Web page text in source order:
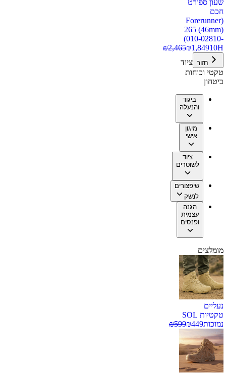
שעון ספורט
חכם
(Forerunner
265 (46mm)
(010-02810-
10H
₪1,849
₪2,465
חזור ציוד
טקטי וכוחות
ביטחון
ביגוד
והנעלה
מיגון
אישי
ציוד
לשוטרים
שיפצורים
לנשק
הגנה
עצמית
ופנסים
מומלצים
נעליים
טקטיות SOL
נמוכות
₪449
₪599